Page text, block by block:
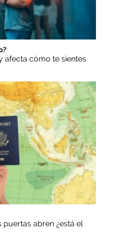
afecta cómo te sientes
abren ¿está el